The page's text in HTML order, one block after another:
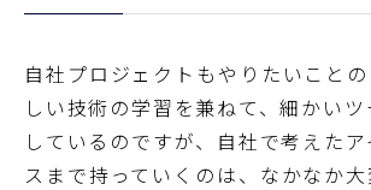
自社プロジェクトもやりたいこと
しい技術の学習を兼ねて、細かい
しているのですが、自社で考えた
スまで持っていくのは、なかなか大